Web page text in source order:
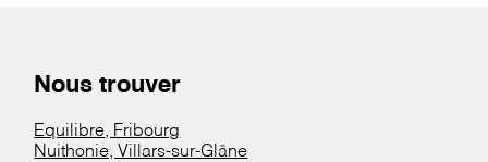
Nous trouver
Equilibre, Fribourg
Nuithonie, Villars-sur-Glâne